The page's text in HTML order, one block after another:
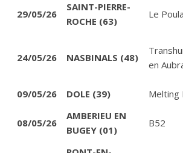
29/05/26
SAINT-PIERRE-
ROCHE (63)
Le
24/05/26 NASBINALS (48)
en
09/05/26
DOLE (39) Melting
08/05/26
AMBERIEU EN
BUGEY (01)
B52